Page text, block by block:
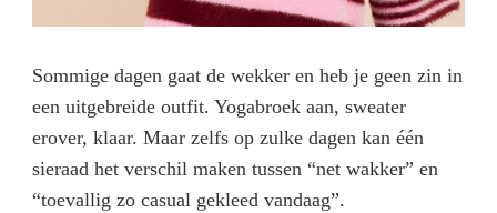
Sommige dagen gaat de wekker en heb je geen zin in
een uitgebreide outfit. Yogabroek aan, sweater
erover, klaar. Maar zelfs op zulke dagen kan één
sieraad het verschil maken tussen “net wakker” en
“toevallig zo casual gekleed vandaag”.